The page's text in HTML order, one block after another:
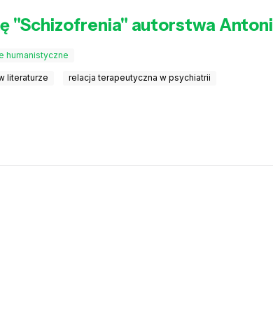
"Schizofrenia" autorstwa
humanistyczne
literaturze relacja terapeutyczna w psychiatrii